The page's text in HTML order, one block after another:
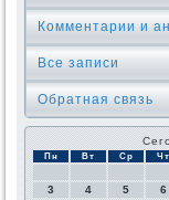
Комментарии и
Все записи
Обратная связь
Пн Вт Ср Чт
3
4 5 6